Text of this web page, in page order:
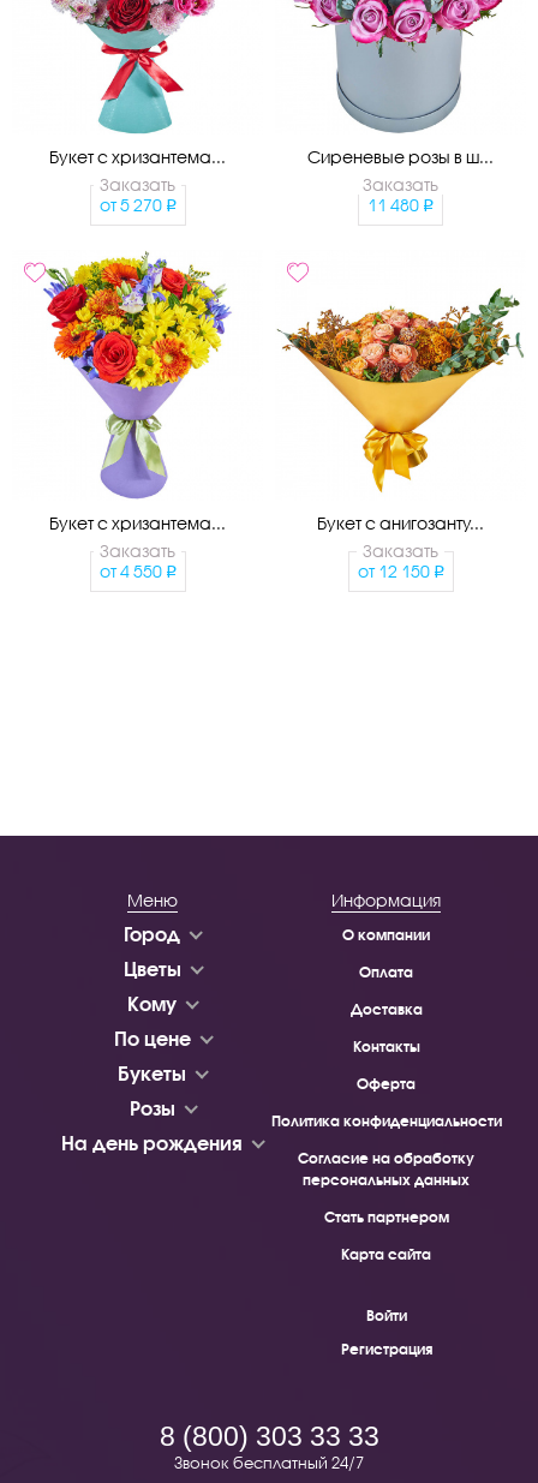
Букет с хризантема...
Заказать
от 5 270
Сиреневые розы в ш...
Заказать
11 480
Букет с хризантема...
Заказать
от 4 550
Букет с анигозанту...
Заказать
от 12 150
Меню
Город
Цветы
Кому
По цене
Букеты
Розы
На день рождения
Информация
О компании
Оплата
Доставка
Контакты
Оферта
Политика конфиденциальности
Согласие на обработку
персональных данных
Стать партнером
Карта сайта
Войти
Регистрация
8 (800) 303 33 33
Звонок бесплатный 24/7